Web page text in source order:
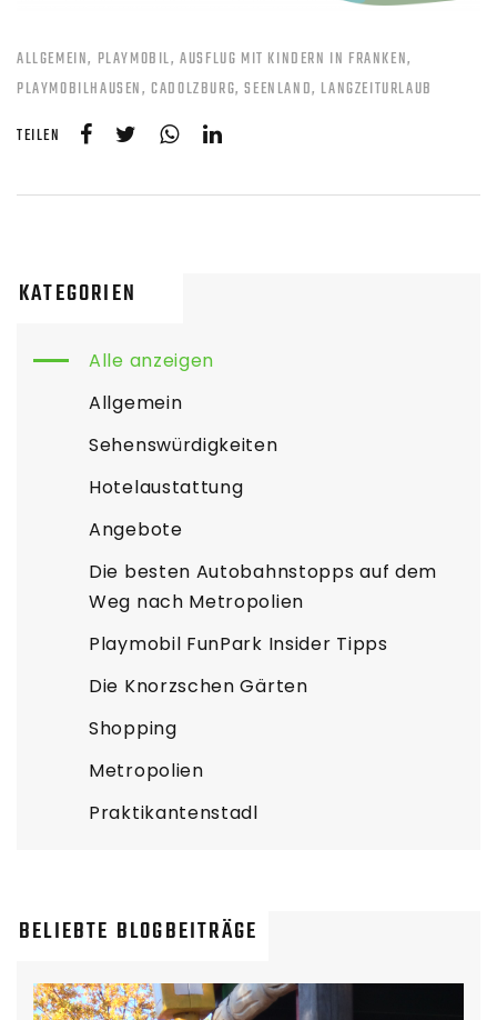
ALLGEMEIN PLAYMOBIL AUSFLUG MIT KINDERN IN FRANKEN
PLAYMOBILHAUSEN CADOLZBURG SEENLAND LANGZEITURLAUB
TEILEN
KATEGORIEN
Alle anzeigen
Allgemein
Sehenswürdigkeiten
Hotelaustattung
Angebote
Die besten Autobahnstopps auf dem
Weg nach Metropolien
Playmobil FunPark Insider Tipps
Die Knorzschen Gärten
Shopping
Metropolien
Praktikantenstadl
BELIEBTE BLOGBEITRÄGE